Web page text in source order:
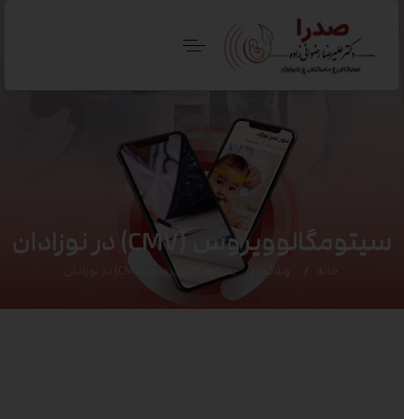
سیتومگالوویروس (CMV) در نوزادان
وبلاگ سیتومگالوویروس (CMV) در نوزادان